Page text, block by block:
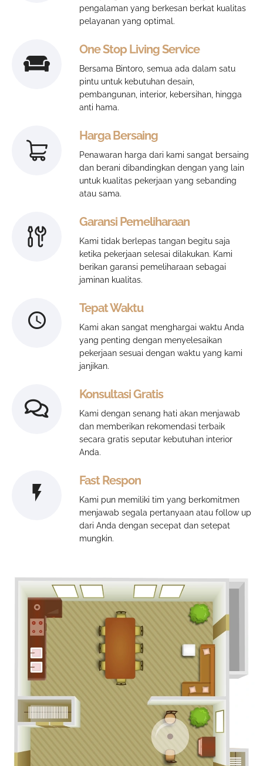
pengalaman yang berkesan berkat kualitas
pelayanan yang optimal.
One Stop Living Service
Bersama Bintoro, semua ada dalam satu
pintu untuk kebutuhan desain,
pembangunan, interior, kebersihan, hingga
anti hama.
Harga Bersaing
Penawaran harga dari kami sangat bersaing
dan berani dibandingkan dengan yang lain
untuk kualitas pekerjaan yang sebanding
atau sama.
Garansi Pemeliharaan
Kami tidak berlepas tangan begitu saja
ketika pekerjaan selesai dilakukan. Kami
berikan garansi pemeliharaan sebagai
jaminan kualitas.
Tepat Waktu
Kami akan sangat menghargai waktu Anda
yang penting dengan menyelesaikan
pekerjaan sesuai dengan waktu yang kami
janjikan.
Konsultasi Gratis
Kami dengan senang hati akan menjawab
dan memberikan rekomendasi terbaik
secara gratis seputar kebutuhan interior
Anda.
Fast Respon
Kami pun memiliki tim yang berkomitmen
menjawab segala pertanyaan atau follow up
dari Anda dengan secepat dan setepat
mungkin.